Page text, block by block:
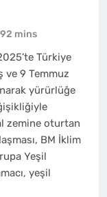
92 mins
Türkiye
ve 9 Temmuz
yürürlüğe
zemine oturtan
BM İklim
Yeşil
yeşil